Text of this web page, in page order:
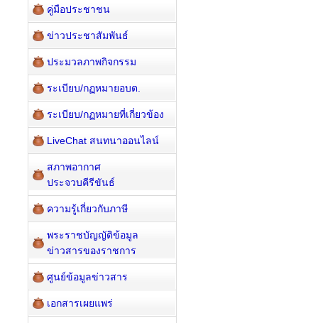
คู่มือประชาชน
ข่าวประชาสัมพันธ์
ประมวลภาพกิจกรรม
ระเบียบ/กฏหมายอบต.
ระเบียบ/กฏหมายที่เกี่ยวข้อง
LiveChat สนทนาออนไลน์
สภาพอากาศ
ประจวบคีรีขันธ์
ความรู้เกี่ยวกับภาษี
พระราชบัญญัติข้อมูล
ข่าวสารของราชการ
ศูนย์ข้อมูลข่าวสาร
เอกสารเผยแพร่